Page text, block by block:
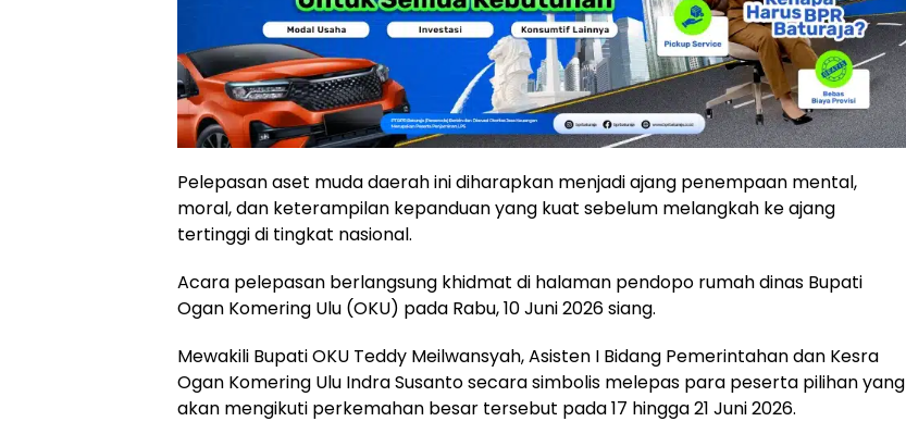
Pelepasan aset muda daerah ini diharapkan menjadi ajang penempaan mental,
moral, dan keterampilan kepanduan yang kuat sebelum melangkah ke ajang
tertinggi di tingkat nasional.
Acara pelepasan berlangsung khidmat di halaman pendopo rumah dinas Bupati
Ogan Komering Ulu (OKU) pada Rabu, 10 Juni 2026 siang.
Mewakili Bupati OKU Teddy Meilwansyah, Asisten I Bidang Pemerintahan dan Kesra
Ogan Komering Ulu Indra Susanto secara simbolis melepas para peserta pilihan yang
akan mengikuti perkemahan besar tersebut pada 17 hingga 21 Juni 2026.